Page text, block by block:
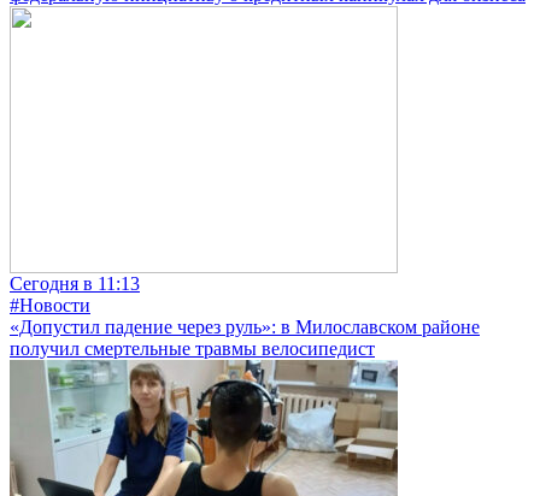
Сегодня в 11:13
#Новости
«Допустил падение через руль»: в Милославском районе
получил смертельные травмы велосипедист